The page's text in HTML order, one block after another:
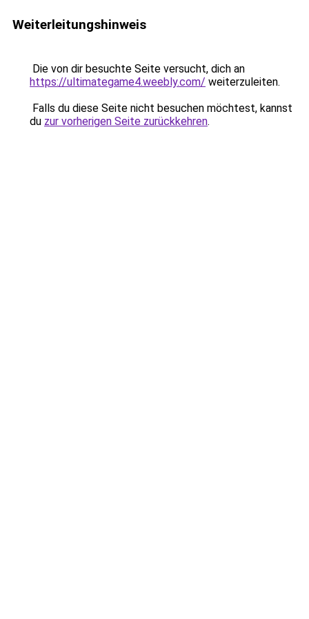
Weiterleitungshinweis
Die von dir besuchte Seite versucht, dich an
https://ultimategame4.weebly.com/ weiterzuleiten.
Falls du diese Seite nicht besuchen möchtest, kannst
du zur vorherigen Seite zurückkehren.